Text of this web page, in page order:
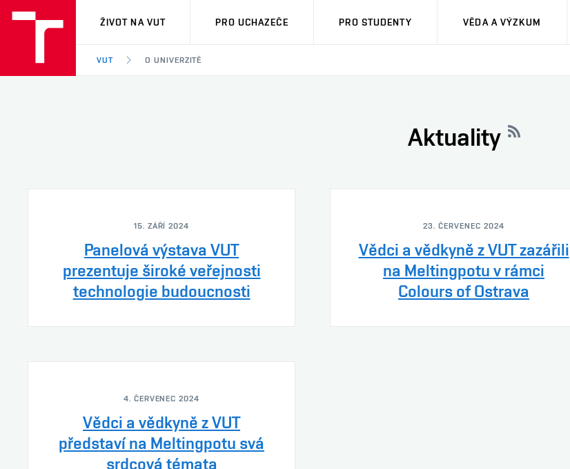
VUT
ŽIVOT NA VUT PRO UCHAZEČE PRO STUDENTY VĚDA A VÝZKUM
VUT O UNIVERZITĚ
Aktuality
15. ZÁŘÍ 2024
Panelová výstava VUT
prezentuje široké veřejnosti
technologie budoucnosti
23. ČERVENEC 2024
Vědci a vědkyně z VUT zazářili
na Meltingpotu v rámci
Colours of Ostrava
4. ČERVENEC 2024
Vědci a vědkyně z VUT
představí na Meltingpotu svá
srdcová témata